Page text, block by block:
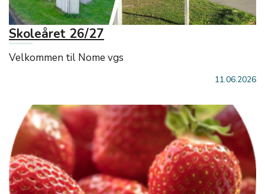
Skoleåret 26/27
Velkommen til Nome vgs
11.06.2026